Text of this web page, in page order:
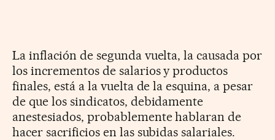
La inflación de segunda vuelta, la causada por
los incrementos de salarios y productos
finales, está a la vuelta de la esquina, a pesar
de que los sindicatos, debidamente
anestesiados, probablemente hablaran de
hacer sacrificios en las subidas salariales.